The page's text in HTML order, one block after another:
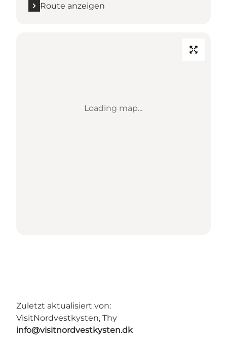
Route anzeigen
Loading map...
Zuletzt aktualisiert von:
VisitNordvestkysten, Thy
info@visitnordvestkysten.dk